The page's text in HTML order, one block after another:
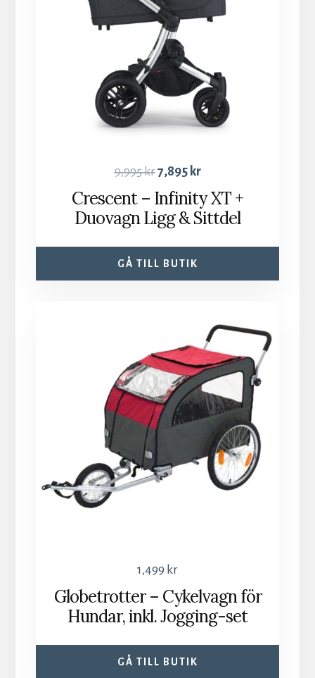
9,995kr7,895 kr
Crescent – Infinity XT +
Duovagn Ligg & Sittdel
GÅ TILL BUTIK
1,499 kr
Globetrotter – Cykelvagn för
Hundar, inkl. Jogging-set
GÅ TILL BUTIK